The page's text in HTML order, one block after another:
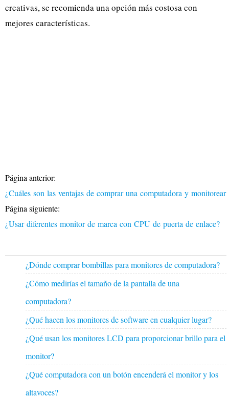
creativas, se recomienda una opción más costosa con
mejores características.
Página anterior:
¿Cuáles son las ventajas de comprar una computadora y
Página siguiente:
¿Usar diferentes monitor de marca con CPU de puerta de enlace?
¿Dónde comprar bombillas para monitores de computadora?
¿Cómo medirías el tamaño de la pantalla de una
computadora?
¿Qué hacen los monitores de software en cualquier lugar?
¿Qué usan los monitores LCD para proporcionar brillo para el
monitor?
¿Qué computadora con un botón encenderá el monitor y los
altavoces?